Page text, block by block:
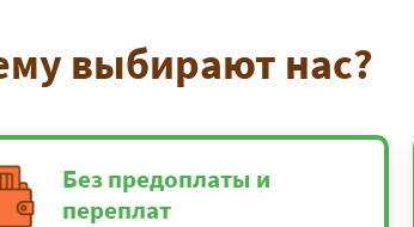
выбирают нас?
Без предоплаты и
переплат